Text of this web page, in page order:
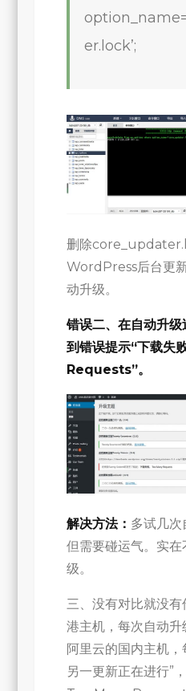
er.lock’;
删除
WordPress后台更
动升级。
错误二、在自动升
到错误提示“下载
Requests”。
解决方法： 多试几次
但需要碰运气。实
级。
三、没有对比就没
港主机，每次自动
阿里云的国内主机，
另一更新正在进行”